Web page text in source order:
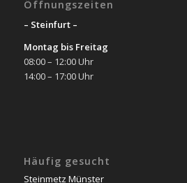
Öffnungszeiten
– Steinfurt –
Montag bis Freitag
08:00 – 12:00 Uhr
14:00 – 17:00 Uhr
Häufig gesucht
Steinmetz Münster